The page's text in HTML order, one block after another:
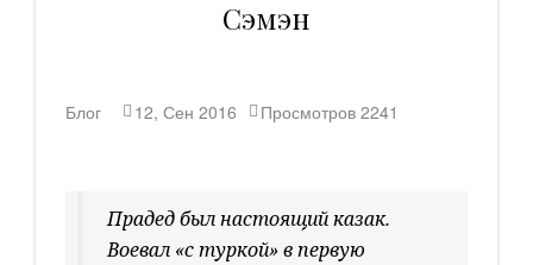
Сэмэн
Блог 12, Сен 2016 Просмотров 2241
Прадед был настоящий казак.
Воевал «с туркой» в первую